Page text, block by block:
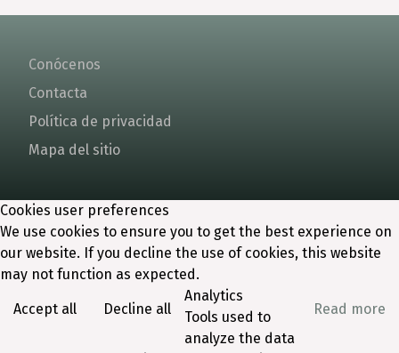
Conócenos
Contacta
Política de privacidad
Mapa del sitio
Cookies user preferences
We use cookies to ensure you to get the best experience on
our website. If you decline the use of cookies, this website
may not function as expected.
Accept all Decline all Read more
Analytics
Tools used to
analyze the data